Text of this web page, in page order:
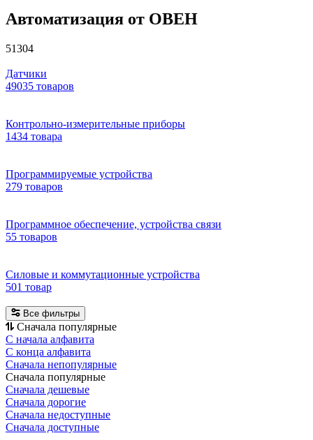
Автоматизация от ОВЕН
51304
Датчики
49035 товаров
Контрольно-измерительные приборы
1434 товара
Программируемые устройства
279 товаров
Программное обеспечение, устройства связи
55 товаров
Силовые и коммутационные устройства
501 товар
Все фильтры
Сначала популярные
С начала алфавита
С конца алфавита
Сначала непопулярные
Сначала популярные
Сначала дешевые
Сначала дорогие
Сначала недоступные
Сначала доступные